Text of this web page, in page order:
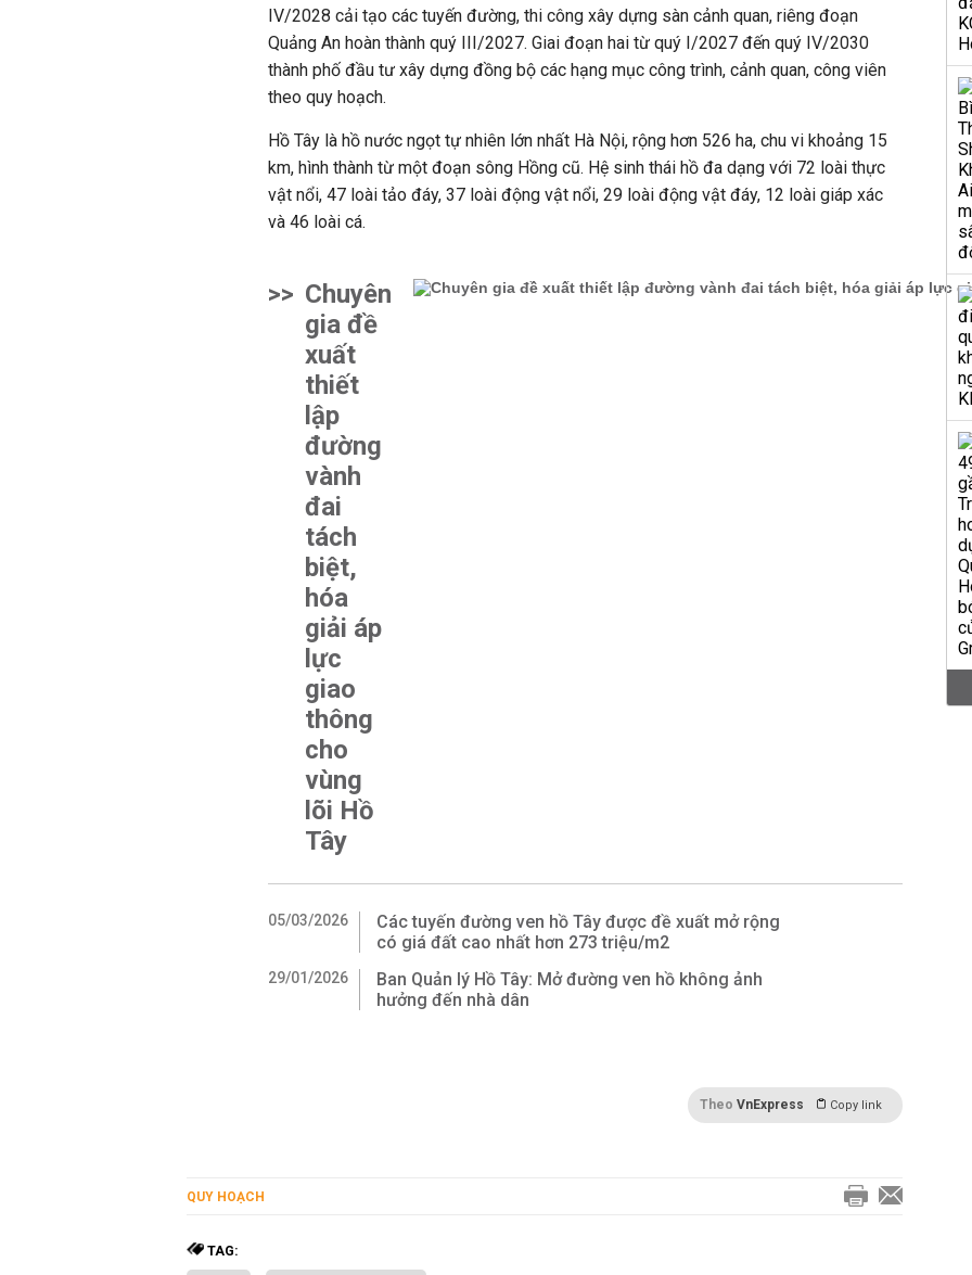
IV/2028 cải tạo các tuyến đường, thi công xây dựng sàn cảnh quan, riêng đoạn
Quảng An hoàn thành quý III/2027. Giai đoạn hai từ quý I/2027 đến quý IV/2030
thành phố đầu tư xây dựng đồng bộ các hạng mục công trình, cảnh quan, công viên
theo quy hoạch.
Hồ Tây là hồ nước ngọt tự nhiên lớn nhất Hà Nội, rộng hơn 526 ha, chu vi khoảng 15
km, hình thành từ một đoạn sông Hồng cũ. Hệ sinh thái hồ đa dạng với 72 loài thực
vật nổi, 47 loài tảo đáy, 37 loài động vật nổi, 29 loài động vật đáy, 12 loài giáp xác
và 46 loài cá.
>> Chuyên
gia đề
xuất
thiết
lập
đường
vành
đai
tách
biệt,
hóa
giải áp
lực
giao
thông
cho
vùng
lõi Hồ
Tây
05/03/2026
Các tuyến đường ven hồ Tây được đề xuất mở rộng
có giá đất cao nhất hơn 273 triệu/m2
29/01/2026
Ban Quản lý Hồ Tây: Mở đường ven hồ không ảnh
hưởng đến nhà dân
Theo VnExpress Copy link
QUY HOẠCH
TAG: